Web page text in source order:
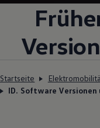
Startseite
ID. Software Versionen